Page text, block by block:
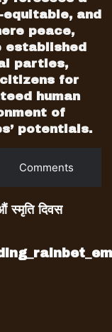
and
peace,
established
parties,
citizens for
human
of
potentials.
Comments
स्मृति दिवस